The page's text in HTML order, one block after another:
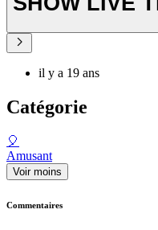
il y a 19 ans
Catégorie
🎈
Amusant
Voir moins
Commentaires